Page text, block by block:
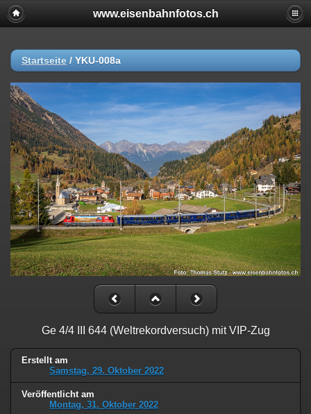
www.eisenbahnfotos.ch
Startseite / YKU-008a
Ge 4/4 III 644 (Weltrekordversuch) mit VIP-Zug
Erstellt am
Samstag, 29. Oktober 2022
Veröffentlicht am
Montag, 31. Oktober 2022